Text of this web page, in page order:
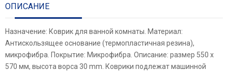
ОПИСАНИЕ
Назначение: Коврик для ванной комнаты. Материал:
Антискользящее основание (термопластичная резина),
микрофибра. Покрытие: Микрофибра. Описание: размер 550 х
570 мм, высота ворса 30 mm. Коврики подлежат машинной